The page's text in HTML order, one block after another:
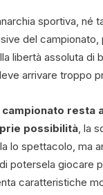
sportiva, né
del
libertà assoluta di
arrivare troppo
possibilità, la
lo spettacolo, ma
potersela giocare
caratteristiche